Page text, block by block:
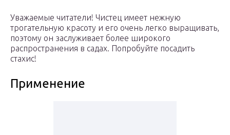
Уважаемые читатели! Чистец имеет нежную
трогательную красоту и его очень легко выращивать,
поэтому он заслуживает более широкого
распространения в садах. Попробуйте посадить
стахис!
Применение